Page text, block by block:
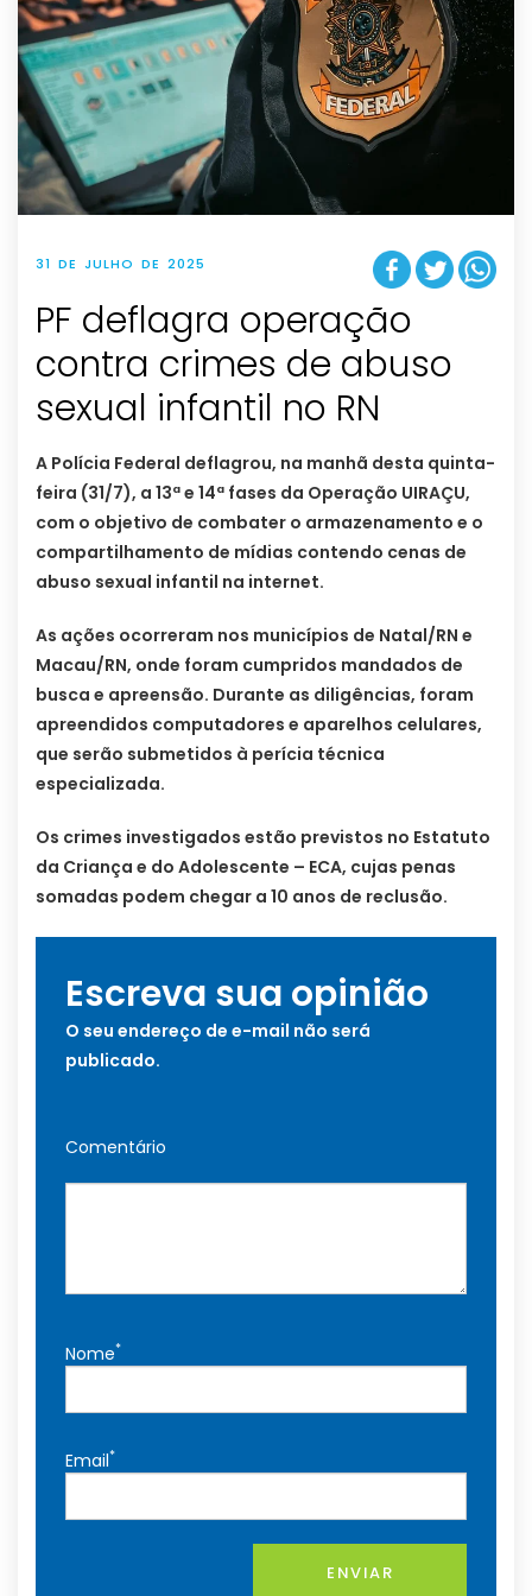
31 DE JULHO DE 2025
PF deflagra operação
contra crimes de abuso
sexual infantil no RN
A Polícia Federal deflagrou, na manhã desta quinta-
feira (31/7), a 13ª e 14ª fases da Operação UIRAÇU,
com o objetivo de combater o armazenamento e o
compartilhamento de mídias contendo cenas de
abuso sexual infantil na internet.
As ações ocorreram nos municípios de Natal/RN e
Macau/RN, onde foram cumpridos mandados de
busca e apreensão. Durante as diligências, foram
apreendidos computadores e aparelhos celulares,
que serão submetidos à perícia técnica
especializada.
Os crimes investigados estão previstos no Estatuto
da Criança e do Adolescente – ECA, cujas penas
somadas podem chegar a 10 anos de reclusão.
Escreva sua opinião
O seu endereço de e-mail não será
publicado.
Comentário
Nome*
Email*
ENVIAR